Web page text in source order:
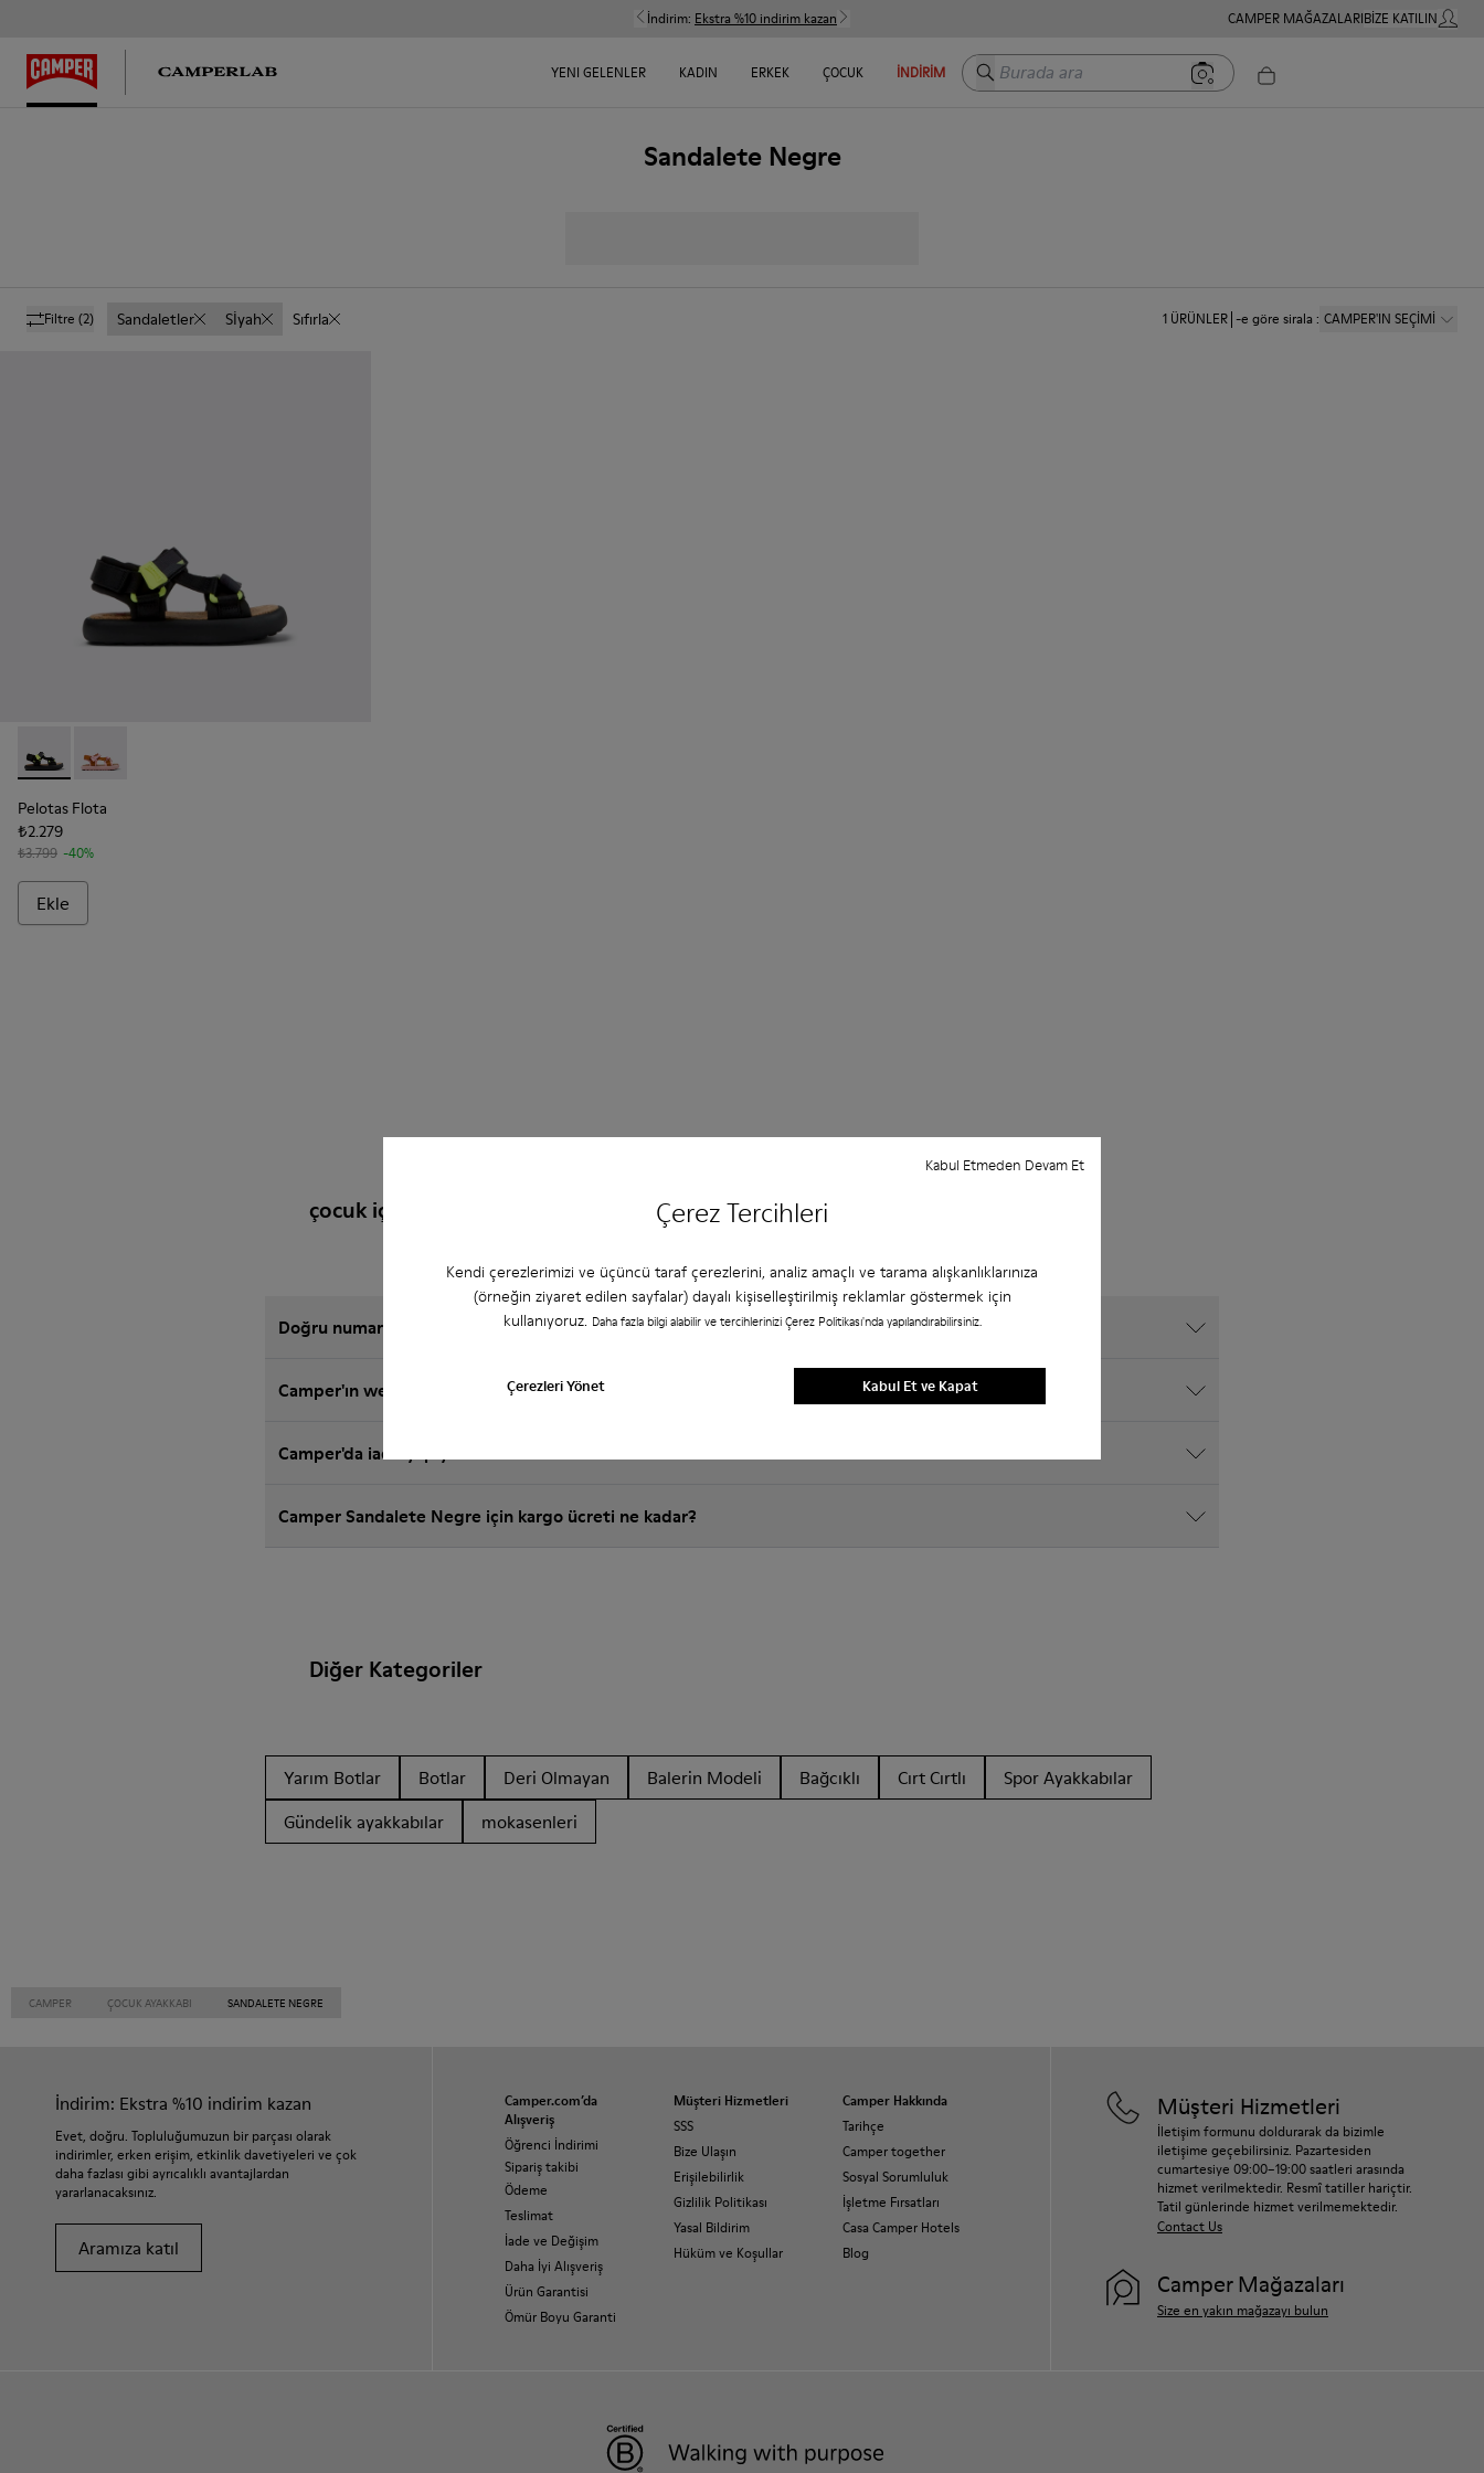
Çerez Tercihleri
Kendi çerezlerimizi ve üçüncü taraf çerezlerini, analiz amaçlı ve tarama alışkanlıklarınıza
(örneğin ziyaret edilen sayfalar) dayalı kişiselleştirilmiş reklamlar göstermek için
kullanıyoruz. Daha fazla bilgi alabilir ve tercihlerinizi Çerez Politikası'nda yapılandırabilirsiniz.
Çerezleri Yönet
Kabul Etmeden Devam Et
Kabul Et ve Kapat
İndirim: Ekstra %10 indirim kazan CAMPER MAĞAZALARIBIZE KATILIN
YENI GELENLER KADIN ERKEK ÇOCUK İNDIRIM Burada ara
Sandalete Negre
Filtre (2) Sandaletler Sİyah Sıfırla 1 ÜRÜNLER -e göre sirala : CAMPER'IN SEÇİMİ
Pelotas Flota - K800579-006 - Çok Renkli Geri Dönüştürülmüş PET Sandalet (Çocuk).
Pelotas Flota - K800579-005
Pelotas Flota
₺2.279
₺3.799 -40%
Ekle
çocuk için Sandaletler hakkında sıkça sorulan sorular
Doğru numara Camper ayakkabıyı nasıl seçerim?
Camper'ın web sitesinden satın alınan Sandalete Negre için garanti nedir?
Camper'da iade yapıyor musunuz?
Camper Sandalete Negre için kargo ücreti ne kadar?
Diğer Kategoriler
Yarım Botlar Botlar Deri Olmayan Balerin Modeli Bağcıklı Cırt Cırtlı
Spor Ayakkabılar
Gündelik ayakkabılar
mokasenleri
CAMPER ÇOCUK AYAKKABI SANDALETE NEGRE
İndirim: Ekstra %10 indirim kazan
Evet, doğru. Topluluğumuzun bir parçası olarak
indirimler, erken erişim, etkinlik davetiyeleri ve çok
daha fazlası gibi ayrıcalıklı avantajlardan
yararlanacaksınız.
Aramıza katıl
Camper.com’da
Alışveriş
Öğrenci İndirimi
Sipariş takibi
Ödeme
Teslimat
İade ve Değişim
Daha İyi Alışveriş
Ürün Garantisi
Ömür Boyu Garanti
Müşteri Hizmetleri
SSS
Bize Ulaşın
Erişilebilirlik
Gizlilik Politikası
Yasal Bildirim
Hüküm ve Koşullar
Camper Hakkında
Tarihçe
Camper together
Sosyal Sorumluluk
İşletme Fırsatları
Casa Camper Hotels
Blog
Müşteri Hizmetleri
İletişim formunu doldurarak da bizimle
iletişime geçebilirsiniz. Pazartesiden
cumartesiye 09:00–19:00 saatleri arasında
hizmet verilmektedir. Resmî tatiller hariçtir.
Tatil günlerinde hizmet verilmemektedir.
Contact Us
Camper Mağazaları
Size en yakın mağazayı bulun